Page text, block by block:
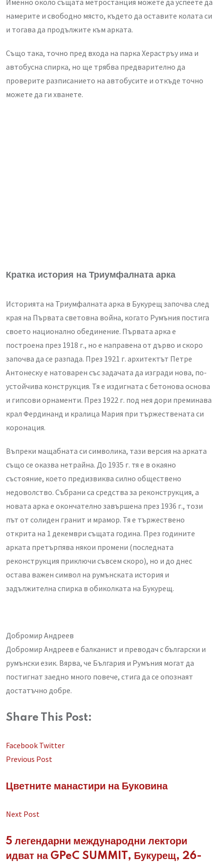
Именно около същата метростанция можете да успеете да
намерите и свободно място, където да оставите колата си
и тогава да продължите към арката.
Също така, точно пред входа на парка Херастръу има и
автобусна спирка, но ще трябва предварително да
проверите разписанието на автобусите и откъде точно
можете да ги хванете.
Кратка история на Триумфалната арка
Историята на Триумфалната арка в Букурещ започва след
края на Първата световна война, когато Румъния постига
своето национално обединение. Първата арка е
построена през 1918 г., но е направена от дърво и скоро
започва да се разпада. През 1921 г. архитектът Петре
Антонеску е натоварен със задачата да изгради нова, по-
устойчива конструкция. Тя е издигната с бетонова основа
и гипсови орнаменти. През 1922 г. под нея дори преминава
крал Фердинанд и кралица Мария при тържествената си
коронация.
Въпреки мащабната си символика, тази версия на арката
също се оказва нетрайна. До 1935 г. тя е в окаяно
състояние, което предизвиква силно обществено
недоволство. Събрани са средства за реконструкция, а
новата арка е окончателно завършена през 1936 г., този
път от солиден гранит и мрамор. Тя е тържествено
открита на 1 декември същата година. През годините
арката претърпява някои промени (последната
реконструкция приключи съвсем скоро), но и до днес
остава важен символ на румънската история и
задължителна спирка в обиколката на Букурещ.
Добромир Андреев
Добромир Андреев е балканист и преводач с български и
румънски език. Вярва, че България и Румъния могат да
постигнат заедно много повече, стига да се опознаят
достатъчно добре.
Share This Post:
Facebook TwitterLinkedIn
Whatsapp
Share
Previous Post
Цветните манастири на Буковина
Next Post
5 легендарни международни лектори
идват на GPeC SUMMIT, Букурещ, 26-